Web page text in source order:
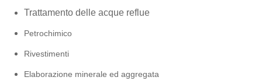
Trattamento delle acque reflue
Petrochimico
Rivestimenti
Elaborazione minerale ed aggregata